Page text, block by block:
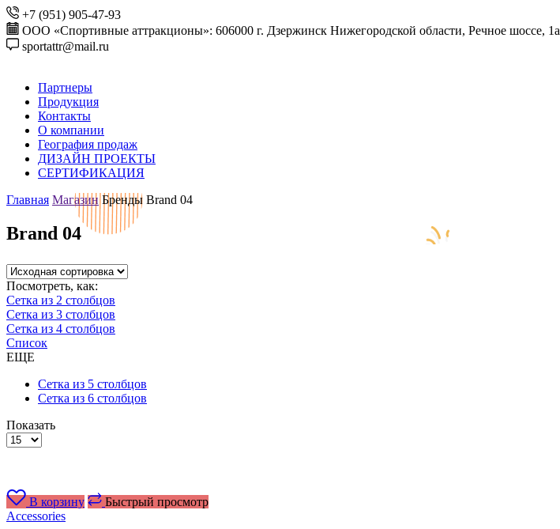
+7 (951) 905-47-93
ООО «Спортивные аттракционы»: 606000 г. Дзержинск Нижегородской области, Речное шоссе, 1а
sportattr@mail.ru
Партнеры
Продукция
Контакты
О компании
География продаж
ДИЗАЙН ПРОЕКТЫ
СЕРТИФИКАЦИЯ
Главная Магазин Бренды Brand 04
Brand 04
Посмотреть, как:
Сетка из 2 столбцов
Сетка из 3 столбцов
Сетка из 4 столбцов
Список
ЕЩЕ
Сетка из 5 столбцов
Сетка из 6 столбцов
Показать
Товаров
В корзину
Быстрый просмотр
Accessories